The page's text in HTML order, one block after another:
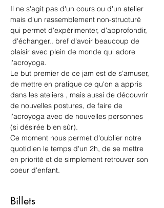
Il ne s'agit pas d'un cours ou d'un atelier
mais d'un rassemblement non-structuré
qui permet d'expérimenter, d'approfondir,
d'échanger.. bref d'avoir beaucoup de
plaisir avec plein de monde qui adore
l'acroyoga.
Le but premier de ce jam est de s'amuser,
de mettre en pratique ce qu'on a appris
dans les ateliers , mais aussi de découvrir
de nouvelles postures, de faire de
l'acroyoga avec de nouvelles personnes
(si désirée bien sûr).
Ce moment nous permet d'oublier notre
quotidien le temps d'un 2h, de se mettre
en priorité et de simplement retrouver son
coeur d'enfant.
Billets